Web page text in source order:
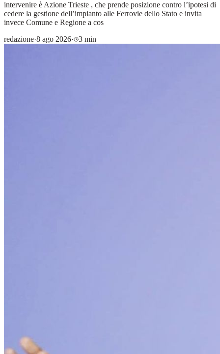
intervenire è Azione Trieste , che prende posizione contro l’ipotesi di
cedere la gestione dell’impianto alle Ferrovie dello Stato e invita
invece Comune e Regione a cos
redazione·8 ago 2026· 3 min